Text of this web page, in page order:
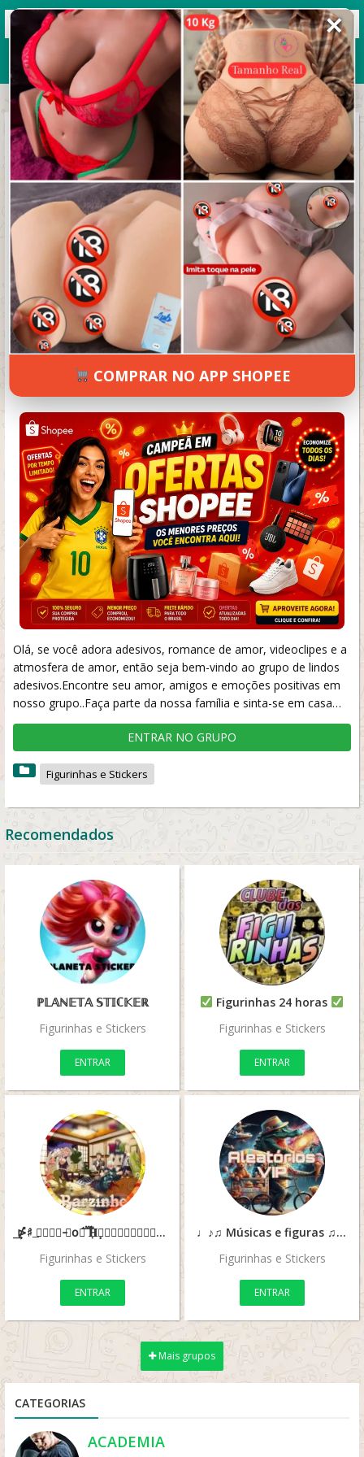
Grupos de WhatsApp 2026
+ Enviar grupo
༒⑅⃝ঔৣ 𝐌𝐔𝐍𝐃𝐎 𝐃𝐎 𝐀𝐌𝐎𝐑᭄༒⑅⃝ঔৣ
3.5/5 (37 avaliações)
Olá, se você adora adesivos, romance de amor, videoclipes e a
atmosfera de amor, então seja bem-vindo ao grupo de lindos
adesivos.Encontre seu amor, amigos e emoções positivas em
nosso grupo..Faça parte da nossa família e sinta-se em casa…
ENTRAR NO GRUPO
Figurinhas e Stickers
Recomendados
ℙ𝕃𝔸ℕ𝔼𝕋𝔸 𝕊𝕋𝕀ℂ𝕂𝔼ℝ
Figurinhas e Stickers
ENTRAR
Figurinhas 24 horas
Figurinhas e Stickers
ENTRAR
⋫͢♯߭̽ 𝗕͟𝚨߭𝐑 𝐝̵𝗈𝐬 ݂۫֟⃑⃐፝𝚮߲𝗔𝐒̣𝗛߭𝐈𝐑𝚨𝗦⃞
Figurinhas e Stickers
ENTRAR
♩♪♫ Músicas e figuras ♫♪♩
Figurinhas e Stickers
ENTRAR
Mais grupos
CATEGORIAS
ACADEMIA
✕
COMPRAR NO APP SHOPEE